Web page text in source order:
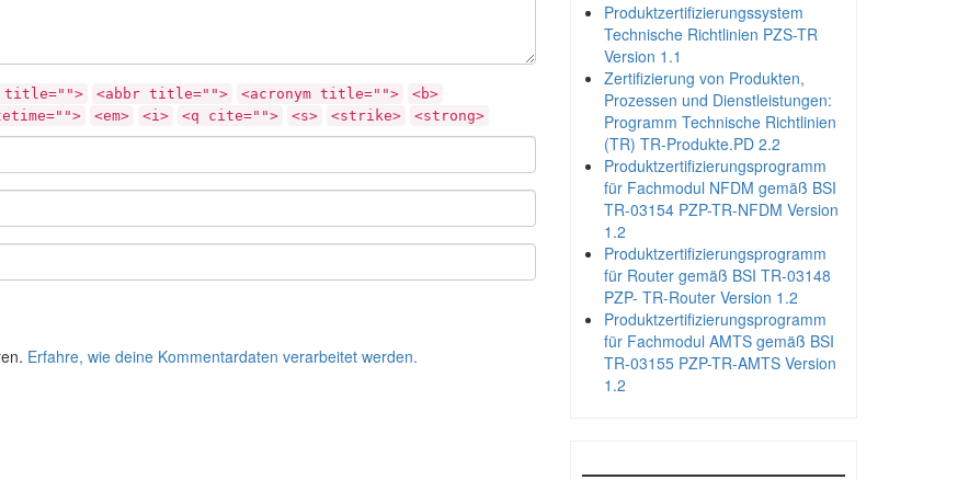
title=""> <abbr title=""> <acronym title="">
<b>
<em> <i> <q cite=""> <s> <strike> <strong>
Erfahre, wie deine Kommentardaten verarbeitet werden.
Produktzertifizierungssystem
Technische Richtlinien PZS-TR
Version 1.1
Zertifizierung von Produkten,
Prozessen und Dienstleistungen:
Programm Technische Richtlinien
(TR) TR-Produkte.PD 2.2
Produktzertifizierungsprogramm
für Fachmodul NFDM gemäß BSI
TR-03154 PZP-TR-NFDM Version
1.2
Produktzertifizierungsprogramm
für Router gemäß BSI TR-03148
PZP- TR-Router Version 1.2
Produktzertifizierungsprogramm
für Fachmodul AMTS gemäß BSI
TR-03155 PZP-TR-AMTS Version
1.2